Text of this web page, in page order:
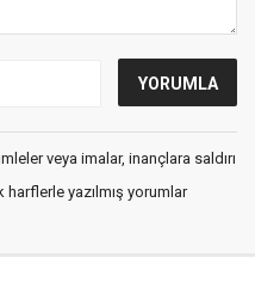
veya imalar, inançlara saldırı
yazılmış yorumlar